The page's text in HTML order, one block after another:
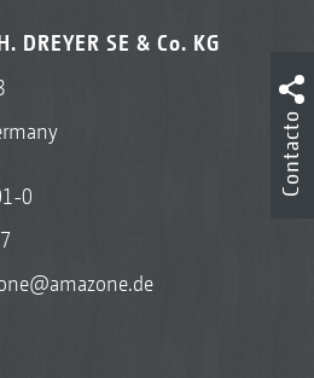
DREYER SE & Co. KG
0
Contacto